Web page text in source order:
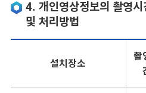
4. 개인영상정보의 촬영
및 처리방법
설치장소
촬